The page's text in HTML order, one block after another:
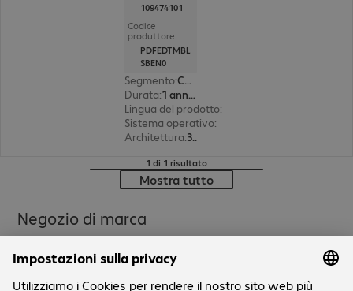
109474101
Codice
produttore:
PDFEDTMBL
SBEN0
Segmento:
Corporate
Durata:
1 anno(i)
Lingua del prodotto:
Sistema operativo:
Architettura: 32/64 bit
1 di 1 risultato
Mostra tutto
Negozio di marca